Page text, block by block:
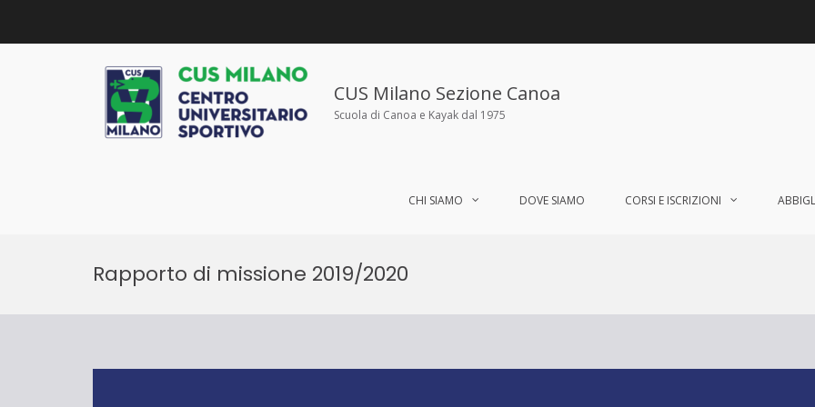
contenuto
CUS Milano Sezione Canoa
Scuola di Canoa e Kayak dal 1975
CHI SIAMO DOVE SIAMO CORSI E ISCRIZIONI
Rapporto di missione 2019/2020